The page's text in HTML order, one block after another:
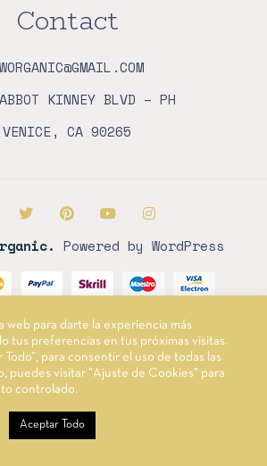
Contact
KINNEY BLVD – PH
VENICE, CA 90265
Powered by WordPress
web para darte la experiencia más
tus preferencias en tus próximas visitas.
Todo”, para consentir el uso de todas las
puedes visitar "Ajuste de Cookies" para
controlado.
Aceptar Todo